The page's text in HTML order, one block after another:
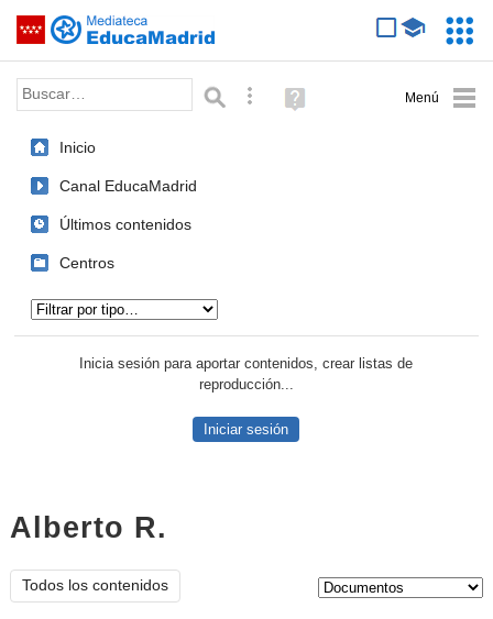
Saltar navegación
Palabra o frase: Búsqueda avanzada
Ayuda
(en
Inicio
Canal EducaMadrid
Últimos contenidos
Centros
Inicia sesión para aportar contenidos, crear listas de
reproducción...
Iniciar sesión
Alberto R.
Todos los contenidos